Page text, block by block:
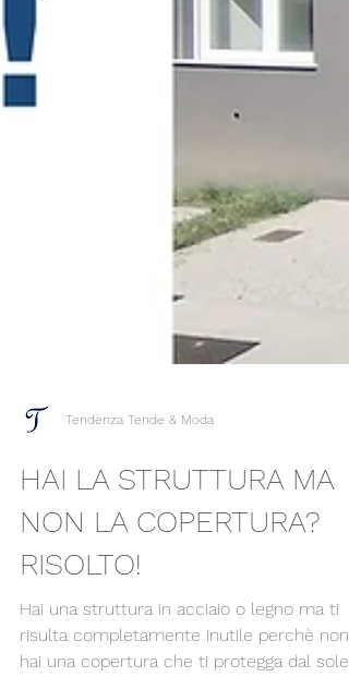
HAI LA STRUTTURA MA
NON LA COPERTURA?
RISOLTO!
Hai una struttura in acciaio o legno ma ti
risulta completamente inutile perchè non